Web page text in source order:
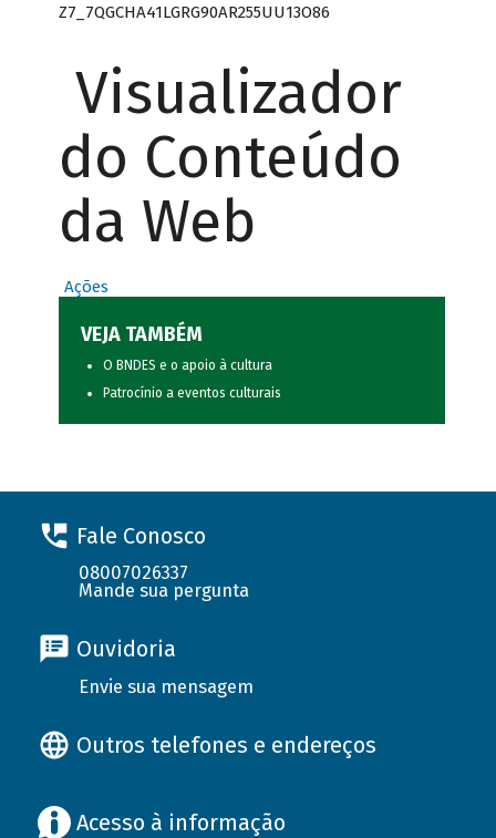
Z7_7QGCHA41LGRG90AR255UU13O86
Visualizador
do Conteúdo
da Web
Ações
VEJA TAMBÉM
O BNDES e o apoio à cultura
Patrocínio a eventos culturais
Fale Conosco
08007026337
Mande sua pergunta
Ouvidoria
Envie sua mensagem
Outros telefones e endereços
Acesso à informação